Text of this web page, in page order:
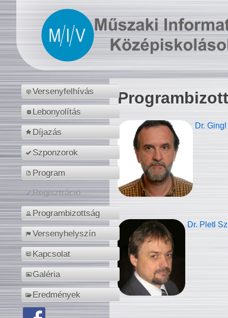
Versenyfelhívás
Lebonyolítás
Díjazás
Szponzorok
Program
Regisztráció
Programbizottság
Versenyhelyszín
Kapcsolat
Galéria
Eredmények
Dr.
Dr. Pletl